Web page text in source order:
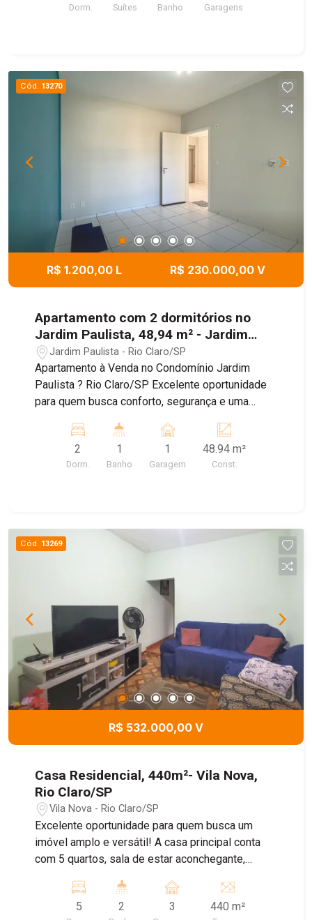
Dorm. Suítes Banho Garagens
Cód. 13270
R$ 1.200,00 L R$ 230.000,00 V
Apartamento com 2 dormitórios no
Jardim Paulista, 48,94 m² - Jardim
Paulista
Jardim Paulista - Rio Claro/SP
Apartamento à Venda no Condomínio Jardim
Paulista ? Rio Claro/SP Excelente oportunidade
para quem busca conforto, segurança e uma
ambientes bem distribuídos, proporcionando
praticidade e qualidade de vida para toda a
família. Com um layout funcional e excelente
2
Dorm.
1
Banho
1
Garagem
48.94 m²
Const.
Cód. 13269
R$ 532.000,00 V
Casa Residencial, 440m²- Vila Nova,
Rio Claro/SP
Vila Nova - Rio Claro/SP
Excelente oportunidade para quem busca um
imóvel amplo e versátil! A casa principal conta
com 5 quartos, sala de estar aconchegante,
oferecendo conforto para toda a família. Nos
fundos, o imóvel possui uma segunda casa e
5 2 3 440 m²